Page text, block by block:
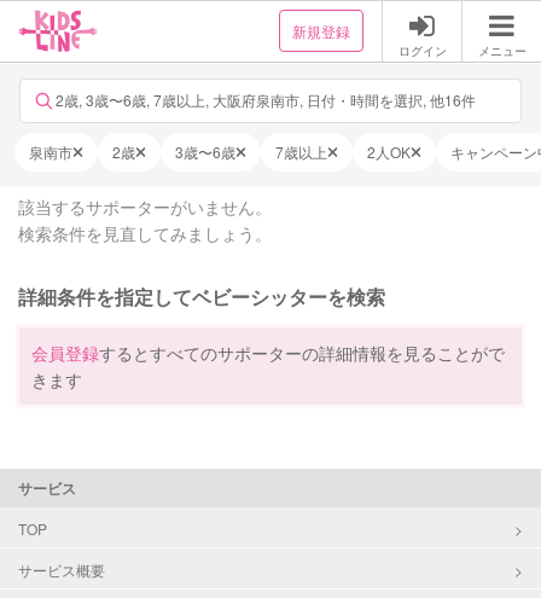
新規登録
ログイン メニュー
2歳, 3歳〜6歳, 7歳以上, 大阪府泉南市, 日付・時間を選択, 他16件
泉南市 2歳 3歳〜6歳 7歳以上 2人OK キャンペーン
該当するサポーターがいません。
検索条件を見直してみましょう。
詳細条件を指定してベビーシッターを検索
会員登録するとすべてのサポーターの詳細情報を見ることがで
きます
サービス
TOP
サービス概要